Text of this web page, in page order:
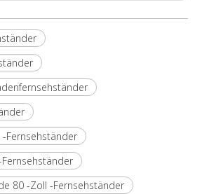
Fernsehständer
80 -Zoll -Fernsehständer